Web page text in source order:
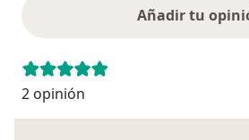
Añadir tu
2 opinión